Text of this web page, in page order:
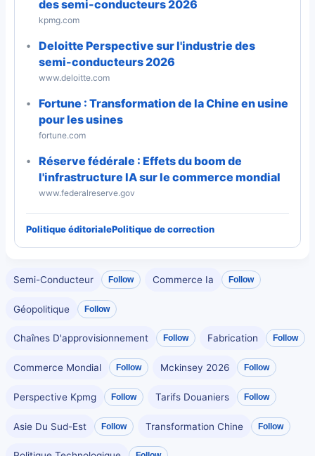
des semi-conducteurs 2026
kpmg.com
Deloitte Perspective sur l'industrie des
semi-conducteurs 2026
www.deloitte.com
Fortune : Transformation de la Chine en usine
pour les usines
fortune.com
Réserve fédérale : Effets du boom de
l'infrastructure IA sur le commerce mondial
www.federalreserve.gov
Politique éditorialePolitique de correction
Semi-Conducteur Follow Commerce Ia Follow
Géopolitique Follow
Chaînes D'approvisionnement Follow Fabrication Follow
Commerce Mondial Follow Mckinsey 2026 Follow
Perspective Kpmg Follow Tarifs Douaniers Follow
Asie Du Sud-Est Follow Transformation Chine Follow